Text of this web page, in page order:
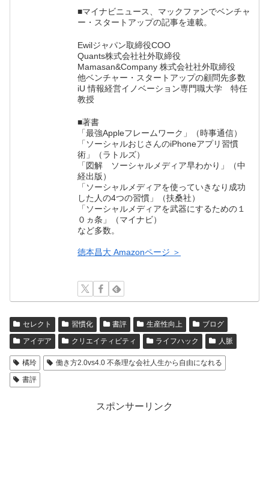
■マイナビニュース、マックファンでベンチャ
ー・スタートアップの記事を連載。
Ewilジャパン取締役COO
Quants株式会社社外取締役
Mamasan&Company 株式会社社外取締役
他ベンチャー・スタートアップの顧問先多数
iU 情報経営イノベーション専門職大学 特任
教授
■著書
「最強Appleフレームワーク」（時事通信）
「ソーシャルおじさんのiPhoneアプリ習慣
術」（ラトルズ）
「図解 ソーシャルメディア早わかり」（中
経出版）
「ソーシャルメディアを使っていきなり成功
した人の4つの習慣」（扶桑社）
「ソーシャルメディアを武器にするための１
０ヵ条」（マイナビ）
など多数。
徳本昌大 Amazonページ ＞
セレクト 習慣化 書評 生産性向上
ブログ
アイデア
クリエイティビティ ライフハック 人脈
橘玲
働き方2.0vs4.0 不条理な会社人生から自由になれる
書評
スポンサーリンク